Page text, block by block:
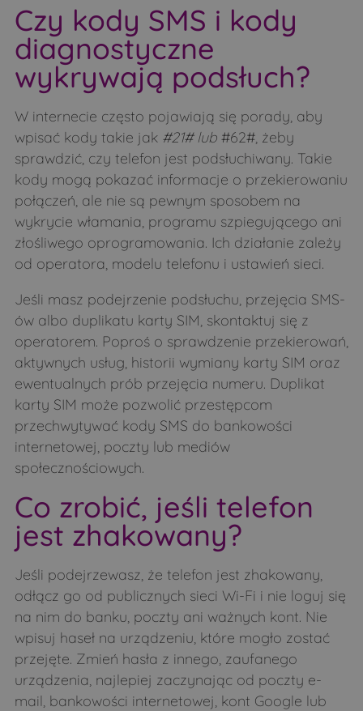
Czy kody SMS i kody
diagnostyczne
wykrywają podsłuch?
W internecie często pojawiają się porady, aby
wpisać kody takie jak #21# lub #62#, żeby
sprawdzić, czy telefon jest podsłuchiwany. Takie
kody mogą pokazać informacje o przekierowaniu
połączeń, ale nie są pewnym sposobem na
wykrycie włamania, programu szpiegującego ani
złośliwego oprogramowania. Ich działanie zależy
od operatora, modelu telefonu i ustawień sieci.
Jeśli masz podejrzenie podsłuchu, przejęcia SMS-
ów albo duplikatu karty SIM, skontaktuj się z
operatorem. Poproś o sprawdzenie przekierowań,
aktywnych usług, historii wymiany karty SIM oraz
ewentualnych prób przejęcia numeru. Duplikat
karty SIM może pozwolić przestępcom
przechwytywać kody SMS do bankowości
internetowej, poczty lub mediów
społecznościowych.
Co zrobić, jeśli telefon
jest zhakowany?
Jeśli podejrzewasz, że telefon jest zhakowany,
odłącz go od publicznych sieci Wi-Fi i nie loguj się
na nim do banku, poczty ani ważnych kont. Nie
wpisuj haseł na urządzeniu, które mogło zostać
przejęte. Zmień hasła z innego, zaufanego
urządzenia, najlepiej zaczynając od poczty e-
mail, bankowości internetowej, kont Google lub